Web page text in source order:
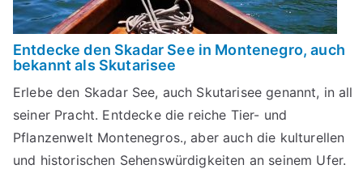
Entdecke den Skadar See in Montenegro, auch
bekannt als Skutarisee
Erlebe den Skadar See, auch Skutarisee genannt, in all
seiner Pracht. Entdecke die reiche Tier- und
Pflanzenwelt Montenegros., aber auch die kulturellen
und historischen Sehenswürdigkeiten an seinem Ufer.